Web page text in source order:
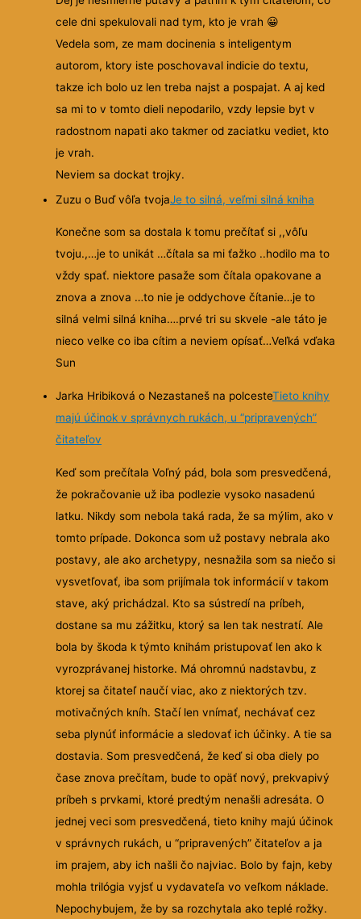
cele dni spekulovali nad tym, kto je vrah 😀
Vedela som, ze mam docinenia s inteligentym
autorom, ktory iste poschovaval indicie do textu,
takze ich bolo uz len treba najst a pospajat. A aj ked
sa mi to v tomto dieli nepodarilo, vzdy lepsie byt v
radostnom napati ako takmer od zaciatku vediet, kto
je vrah.
Neviem sa dockat trojky.
Zuzu o Buď vôľa tvojaJe to silná, veľmi silná kniha
Konečne som sa dostala k tomu prečítať si ,,vôľu
tvoju.,…je to unikát …čítala sa mi ťažko ..hodilo ma to
vždy spať. niektore pasaže som čítala opakovane a
znova a znova …to nie je oddychove čítanie…je to
silná velmi silná kniha….prvé tri su skvele -ale táto je
nieco velke co iba cítim a neviem opísať…Veľká vďaka
Sun
Jarka Hribiková o Nezastaneš na polcesteTieto knihy
majú účinok v správnych rukách, u “pripravených”
čitateľov
Keď som prečítala Voľný pád, bola som presvedčená,
že pokračovanie už iba podlezie vysoko nasadenú
latku. Nikdy som nebola taká rada, že sa mýlim, ako v
tomto prípade. Dokonca som už postavy nebrala ako
postavy, ale ako archetypy, nesnažila som sa niečo si
vysvetľovať, iba som prijímala tok informácií v takom
stave, aký prichádzal. Kto sa sústredí na príbeh,
dostane sa mu zážitku, ktorý sa len tak nestratí. Ale
bola by škoda k týmto knihám pristupovať len ako k
vyrozprávanej historke. Má ohromnú nadstavbu, z
ktorej sa čitateľ naučí viac, ako z niektorých tzv.
motivačných kníh. Stačí len vnímať, nechávať cez
seba plynúť informácie a sledovať ich účinky. A tie sa
dostavia. Som presvedčená, že keď si oba diely po
čase znova prečítam, bude to opäť nový, prekvapivý
príbeh s prvkami, ktoré predtým nenašli adresáta. O
jednej veci som presvedčená, tieto knihy majú účinok
v správnych rukách, u “pripravených” čitateľov a ja
im prajem, aby ich našli čo najviac. Bolo by fajn, keby
mohla trilógia vyjsť u vydavateľa vo veľkom náklade.
Nepochybujem, že by sa rozchytala ako teplé rožky.